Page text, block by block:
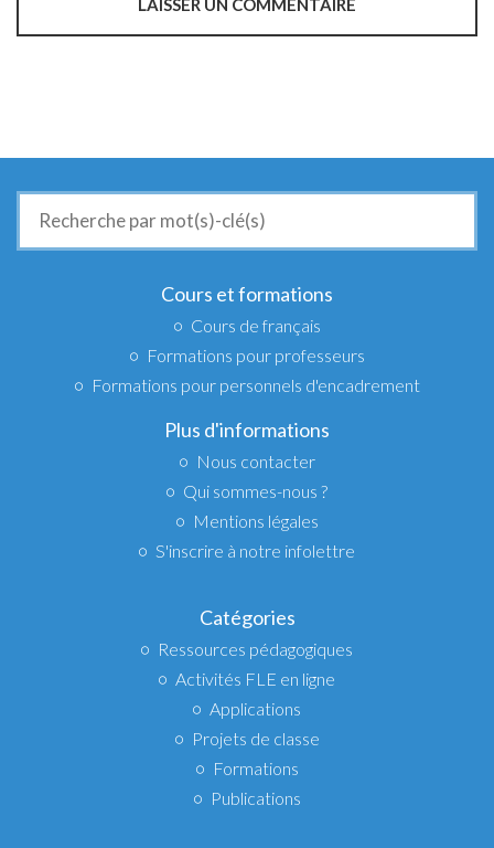
de
:
Cours et formations
Cours de français
Formations pour professeurs
Formations pour personnels d'encadrement
Plus d'informations
Nous contacter
Qui sommes-nous ?
Mentions légales
S'inscrire à notre infolettre
Catégories
Ressources pédagogiques
Activités FLE en ligne
Applications
Projets de classe
Formations
Publications